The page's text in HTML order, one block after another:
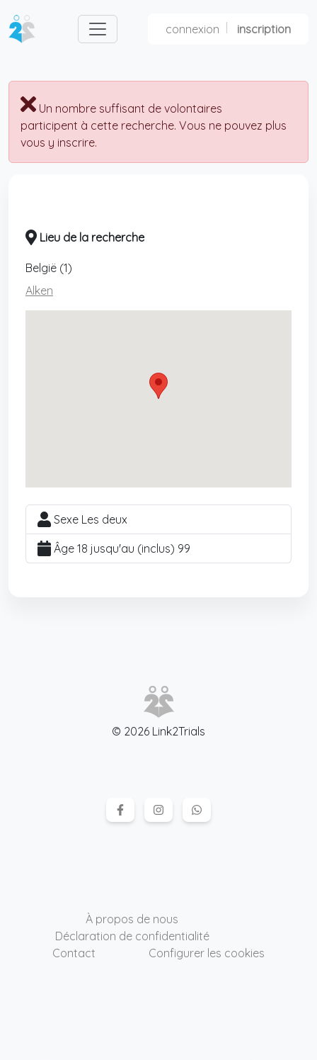
connexion inscription
Un nombre suffisant de volontaires
participent à cette recherche. Vous ne pouvez plus
vous y inscrire.
Lieu de la recherche
België (1)
Alken
Sexe Les deux
Âge 18 jusqu'au (inclus) 99
© 2026 Link2Trials
À propos de nous
Déclaration de confidentialité
Contact
Configurer les cookies